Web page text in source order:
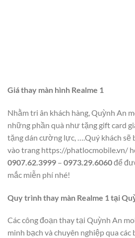
Giá thay màn hình Realme 1
Nhằm tri ân khách hàng, Quỳnh An
những phần quà như tặng gift card
tặng dán cường lực, ….Quý khách sẽ
vào trang https://phatlocmobile.vn/
0907.62.3999 – 0973.29.6060để
mắc miễn phí nhé!
Quy trình thay màn Realme 1 tại
Các công đoạn thay tại Quỳnh An
minh bạch và chuyên nghiệp qua